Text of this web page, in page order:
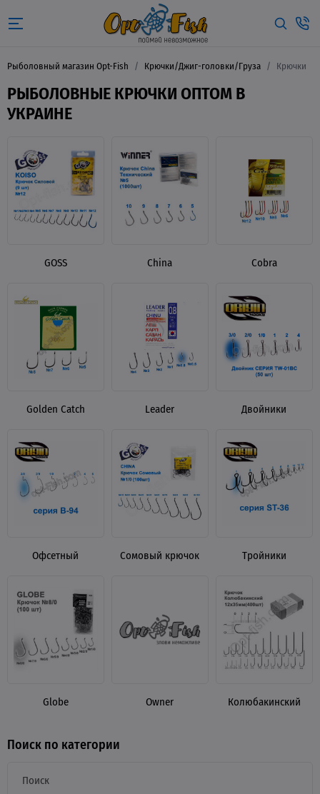
Рыболовный магазин Opt-Fish Крючки/Джиг-головки/Груза Крючки
РЫБОЛОВНЫЕ КРЮЧКИ ОПТОМ В
УКРАИНЕ
GOSS China Cobra
Golden Catch Leader Двойники
Офсетный Сомовый крючок Тройники
Globe Owner Колюбакинский
Поиск по категории